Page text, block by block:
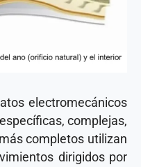
electromecánicos
complejas,
completos utilizan
dirigidos por